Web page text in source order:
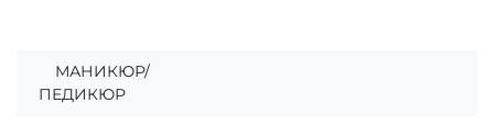
МАНИКЮР/
ПЕДИКЮР